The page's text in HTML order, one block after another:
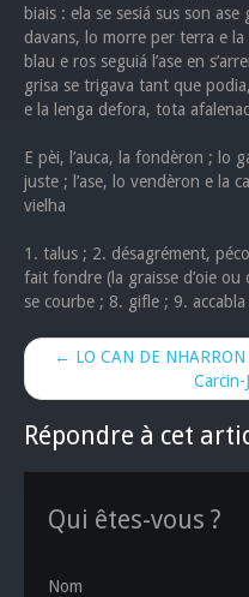
biais : ela se sesiá sus son
davans, lo morre per terra e la
blau e ros seguiá l’ase en
grisa se trigava tant que
e la lenga defora, tota
E pèi, l’auca, la fondèron ; lo
juste ; l’ase, lo vendèron e la
vielha
1. talus ; 2. désagrément,
fait fondre (la graisse d’oie
se courbe ; 8. gifle ; 9.
← LO CAN DE
Carcin-
Répondre à cet
Qui êtes-vous ?
Nom